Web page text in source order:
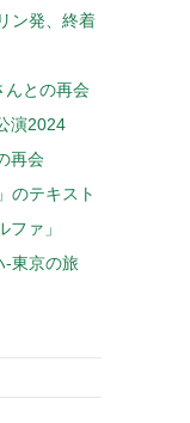
ン発、終着
んとの再会
演2024
再会
のテキスト
ァ」
-東京の旅